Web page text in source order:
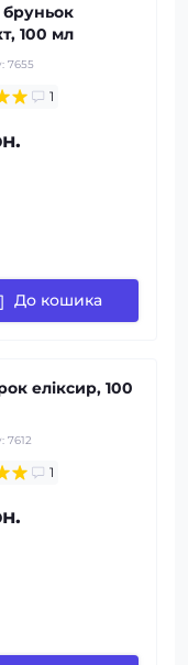
100 мл
7655
1
До кошика
еліксир, 100
7612
1